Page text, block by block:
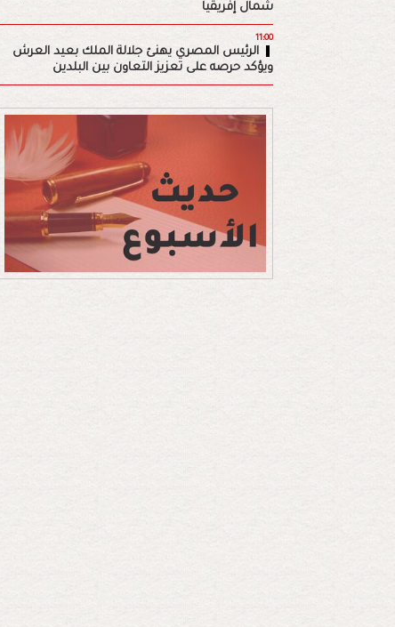
شمال إفريقيا
11:00
الرئيس المصري يهنئ جلالة الملك بعيد العرش
ويؤكد حرصه على تعزيز التعاون بين البلدين